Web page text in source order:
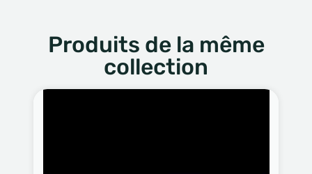
Produits de la même
collection